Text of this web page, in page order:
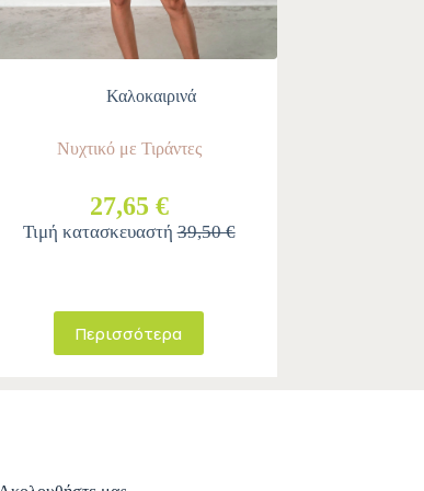
Καλοκαιρινά
Νυχτικό με Τιράντες
27,65 €
Τιμή κατασκευαστή39,50 €
Περισσότερα